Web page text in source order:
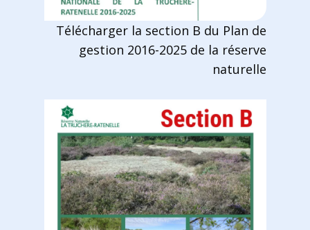
Télécharger la section B du Plan de
gestion 2016-2025 de la réserve
naturelle